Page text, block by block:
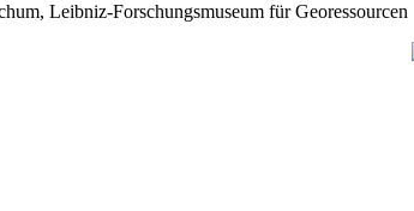
Leibniz-Forschungsmuseum für Georessourcen